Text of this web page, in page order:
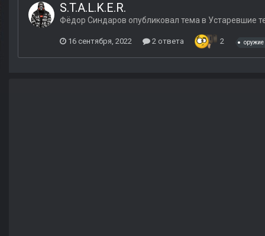
S.T.A.L.K.E.R.
Фёдор Синдаров опубликовал тема в Устаревшие
16 сентября, 2022 2 ответа 2 оружие